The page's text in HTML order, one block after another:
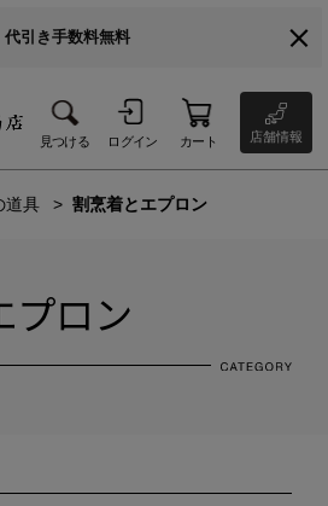
引き手数料無料
見つける ログイン カート 店舗情報
道具 割烹着とエプロン
プロン